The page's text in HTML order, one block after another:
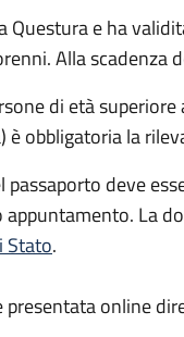
Questura e ha
Alla scadenza
di età
è obbligatoria la
deve
La
Stato.
presentata online